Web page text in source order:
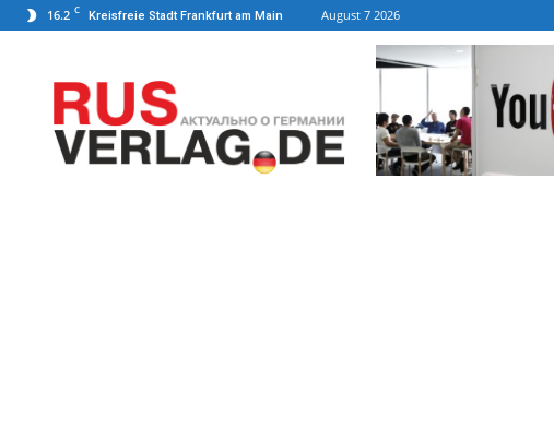
16.2 C Kreisfreie Stadt Frankfurt am Main August 7 2026